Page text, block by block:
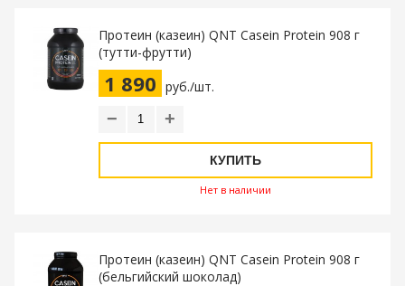
Протеин (казеин) QNT Casein Protein 908 г
(тутти-фрутти)
1 890 руб./шт.
− +
КУПИТЬ
Нет в наличии
Протеин (казеин) QNT Casein Protein 908 г
(бельгийский шоколад)